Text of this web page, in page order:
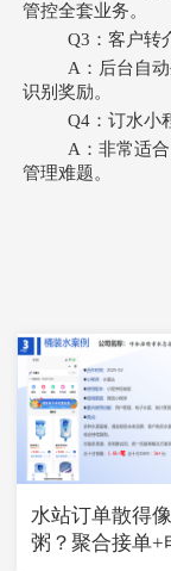
管控全套业务。
Q3：客户转
A：后台自
识别奖励。
Q4：订水小
A：非常适
管理难题。
水站订单散得
粥？聚合接单+